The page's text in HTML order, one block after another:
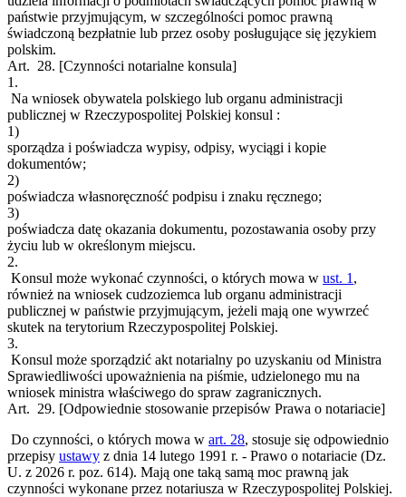
państwie przyjmującym, w szczególności pomoc prawną
świadczoną bezpłatnie lub przez osoby posługujące się językiem
polskim.
Art. 28. [Czynności notarialne konsula]
1.
Na wniosek obywatela polskiego lub organu administracji
publicznej w Rzeczypospolitej Polskiej konsul :
1)
sporządza i poświadcza wypisy, odpisy, wyciągi i kopie
dokumentów;
2)
poświadcza własnoręczność podpisu i znaku ręcznego;
3)
poświadcza datę okazania dokumentu, pozostawania osoby przy
życiu lub w określonym miejscu.
2.
Konsul może wykonać czynności, o których mowa w ust. 1 ,
również na wniosek cudzoziemca lub organu administracji
publicznej w państwie przyjmującym, jeżeli mają one wywrzeć
skutek na terytorium Rzeczypospolitej Polskiej.
3.
Konsul może sporządzić akt notarialny po uzyskaniu od Ministra
Sprawiedliwości upoważnienia na piśmie, udzielonego mu na
wniosek ministra właściwego do spraw zagranicznych.
Art. 29. [Odpowiednie stosowanie przepisów Prawa o notariacie]
Do czynności, o których mowa w art. 28, stosuje się odpowiednio
przepisy ustawy z dnia 14 lutego 1991 r. - Prawo o notariacie (Dz.
U. z 2026 r. poz. 614). Mają one taką samą moc prawną jak
czynności wykonane przez notariusza w Rzeczypospolitej Polskiej.